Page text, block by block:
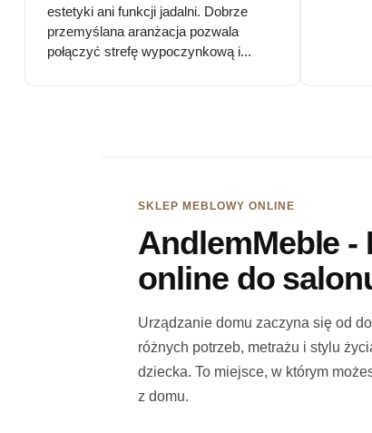
estetyki ani funkcji jadalni. Dobrze
przemyślana aranżacja pozwala
połączyć strefę wypoczynkową i...
SKLEP MEBLOWY ONLINE
AndlemMeble -
online do
Urządzanie domu zaczyna się od
różnych potrzeb, metrażu i stylu
dziecka. To miejsce, w którym
z domu.